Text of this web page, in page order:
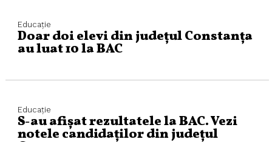
Educaţie
Doar doi elevi din județul Constanța
au luat 10 la BAC
Educaţie
S-au afișat rezultatele la BAC. Vezi
notele candidaților din județul